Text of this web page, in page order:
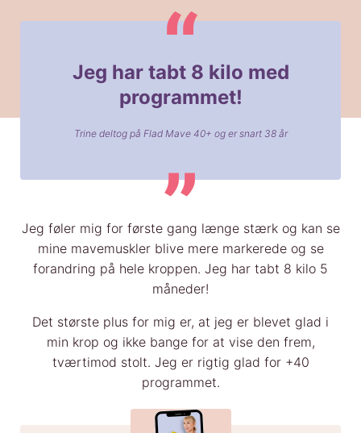
Jeg har tabt 8 kilo med
programmet!
Trine deltog på Flad Mave 40+ og er snart 38 år
Jeg føler mig for første gang længe stærk og kan se
mine mavemuskler blive mere markerede og se
forandring på hele kroppen. Jeg har tabt 8 kilo 5
måneder!
Det største plus for mig er, at jeg er blevet glad i
min krop og ikke bange for at vise den frem,
tværtimod stolt. Jeg er rigtig glad for +40
programmet.